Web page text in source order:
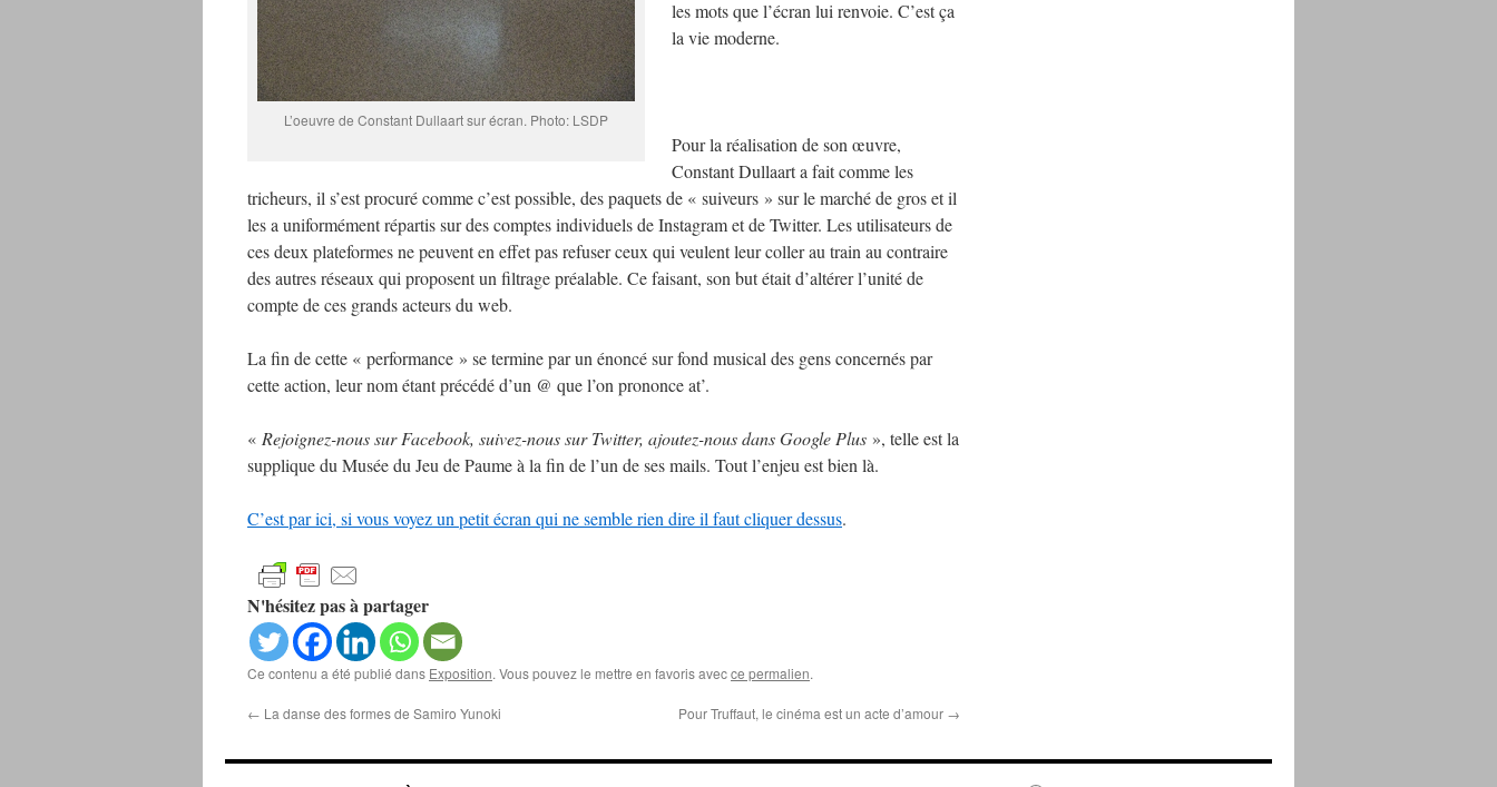
L’oeuvre de Constant Dullaart sur écran. Photo: LSDP
les mots que l’écran lui renvoie. C’est ça
la vie moderne.
Pour la réalisation de son œuvre,
Constant Dullaart a fait comme les
tricheurs, il s’est procuré comme c’est possible, des paquets de « suiveurs » sur le marché de gros et il
les a uniformément répartis sur des comptes individuels de Instagram et de Twitter. Les utilisateurs de
ces deux plateformes ne peuvent en effet pas refuser ceux qui veulent leur coller au train au contraire
des autres réseaux qui proposent un filtrage préalable. Ce faisant, son but était d’altérer l’unité de
compte de ces grands acteurs du web.
La fin de cette « performance » se termine par un énoncé sur fond musical des gens concernés par
cette action, leur nom étant précédé d’un @ que l’on prononce at’.
« Rejoignez-nous sur Facebook, suivez-nous sur Twitter, ajoutez-nous dans Google Plus », telle est la
supplique du Musée du Jeu de Paume à la fin de l’un de ses mails. Tout l’enjeu est bien là.
C’est par ici, si vous voyez un petit écran qui ne semble rien dire il faut cliquer dessus.
N'hésitez pas à partager
Ce contenu a été publié dans Exposition. Vous pouvez le mettre en favoris avecce permalien.
← La danse des formes de Samiro Yunoki Pour Truffaut, le cinéma est un acte d’amour →